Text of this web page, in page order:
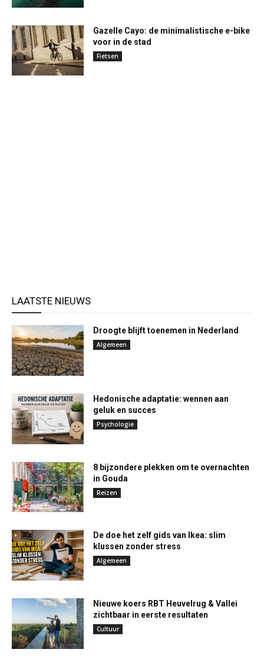
Gazelle Cayo: de minimalistische e-bike
voor in de stad
Fietsen
LAATSTE NIEUWS
Droogte blijft toenemen in Nederland
Algemeen
Hedonische adaptatie: wennen aan
geluk en succes
Psychologie
8 bijzondere plekken om te overnachten
in Gouda
Reizen
De doe het zelf gids van Ikea: slim
klussen zonder stress
Algemeen
Nieuwe koers RBT Heuvelrug & Vallei
zichtbaar in eerste resultaten
Cultuur